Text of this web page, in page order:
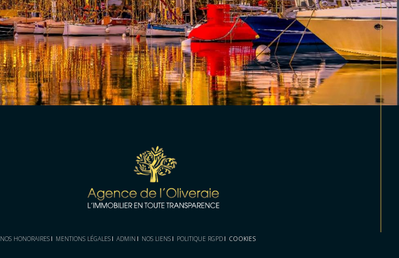
NOS HONORAIRES MENTIONS LÉGALES ADMIN NOS LIENS POLITIQUE RGPD COOKIES